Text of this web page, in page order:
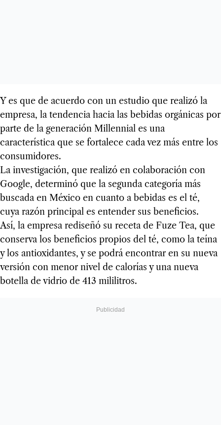
Y es que de acuerdo con un estudio que realizó la
empresa, la tendencia hacia las bebidas orgánicas por
parte de la generación Millennial es una
característica que se fortalece cada vez más entre los
consumidores.
La investigación, que realizó en colaboración con
Google, determinó que la segunda categoría más
buscada en México en cuanto a bebidas es el té,
cuya razón principal es entender sus beneficios.
Así, la empresa rediseñó su receta de Fuze Tea, que
conserva los beneficios propios del té, como la teína
y los antioxidantes, y se podrá encontrar en su nueva
versión con menor nivel de calorías y una nueva
botella de vidrio de 413 mililitros.